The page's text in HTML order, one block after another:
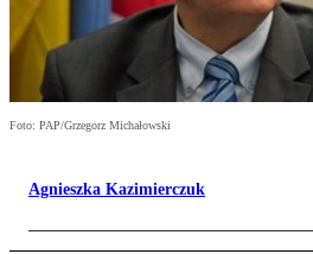
Foto: PAP/Grzegorz Michałowski
Agnieszka Kazimierczuk